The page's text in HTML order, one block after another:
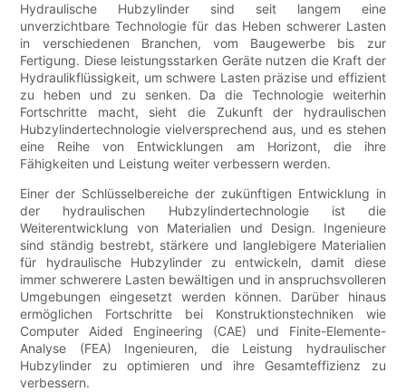
Hydraulische Hubzylinder sind seit langem eine
unverzichtbare Technologie für das Heben schwerer Lasten
in verschiedenen Branchen, vom Baugewerbe bis zur
Fertigung. Diese leistungsstarken Geräte nutzen die Kraft der
Hydraulikflüssigkeit, um schwere Lasten präzise und effizient
zu heben und zu senken. Da die Technologie weiterhin
Fortschritte macht, sieht die Zukunft der hydraulischen
Hubzylindertechnologie vielversprechend aus, und es stehen
eine Reihe von Entwicklungen am Horizont, die ihre
Fähigkeiten und Leistung weiter verbessern werden.
Einer der Schlüsselbereiche der zukünftigen Entwicklung in
der hydraulischen Hubzylindertechnologie ist die
Weiterentwicklung von Materialien und Design. Ingenieure
sind ständig bestrebt, stärkere und langlebigere Materialien
für hydraulische Hubzylinder zu entwickeln, damit diese
immer schwerere Lasten bewältigen und in anspruchsvolleren
Umgebungen eingesetzt werden können. Darüber hinaus
ermöglichen Fortschritte bei Konstruktionstechniken wie
Computer Aided Engineering (CAE) und Finite-Elemente-
Analyse (FEA) Ingenieuren, die Leistung hydraulischer
Hubzylinder zu optimieren und ihre Gesamteffizienz zu
verbessern.